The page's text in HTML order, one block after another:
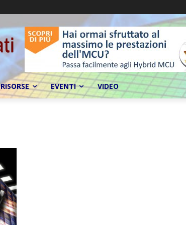
RISORSE EVENTI VIDEO